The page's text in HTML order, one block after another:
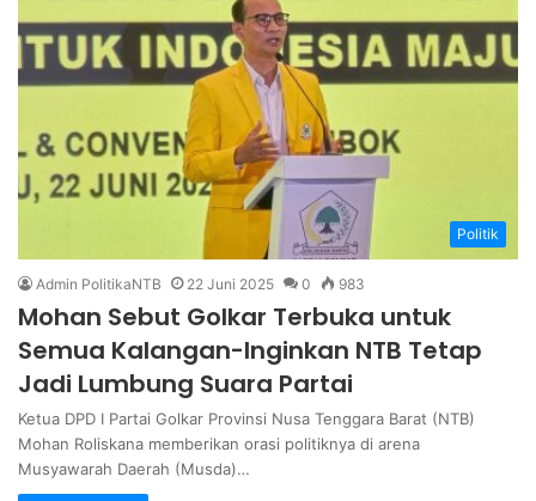
Politik
Admin PolitikaNTB 22 Juni 2025 0 983
Mohan Sebut Golkar Terbuka untuk
Semua Kalangan-Inginkan NTB Tetap
Jadi Lumbung Suara Partai
Ketua DPD I Partai Golkar Provinsi Nusa Tenggara Barat (NTB)
Mohan Roliskana memberikan orasi politiknya di arena
Musyawarah Daerah (Musda)…